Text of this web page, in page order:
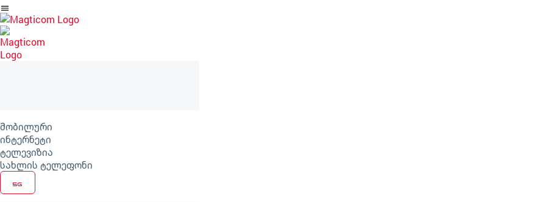
არტიკლზე
გადასვლა
მობილური
ინტერნეტი
ტელევიზია
სახლის ტელეფონი